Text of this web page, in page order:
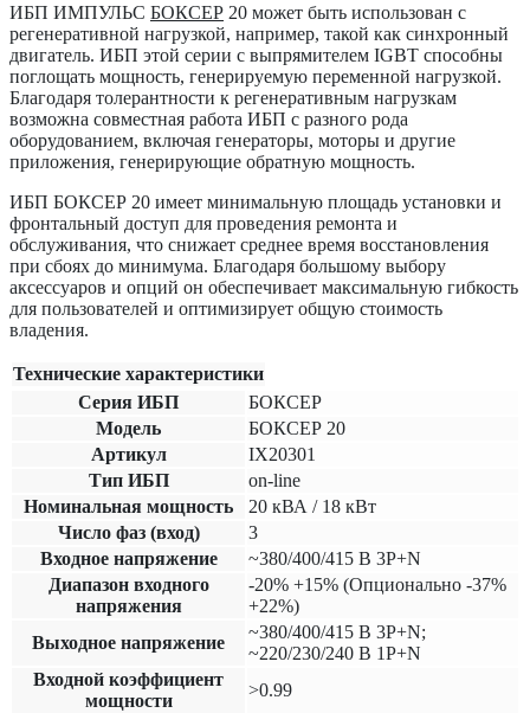
ИБП ИМПУЛЬС БОКСЕР 20 может быть использован с
регенеративной нагрузкой, например, такой как синхронный
двигатель. ИБП этой серии с выпрямителем IGBT способны
поглощать мощность, генерируемую переменной нагрузкой.
Благодаря толерантности к регенеративным нагрузкам
возможна совместная работа ИБП с разного рода
оборудованием, включая генераторы, моторы и другие
приложения, генерирующие обратную мощность.
ИБП БОКСЕР 20 имеет минимальную площадь установки и
фронтальный доступ для проведения ремонта и
обслуживания, что снижает среднее время восстановления
при сбоях до минимума. Благодаря большому выбору
аксессуаров и опций он обеспечивает максимальную гибкость
для пользователей и оптимизирует общую стоимость
владения.
Технические характеристики
Серия ИБП
БОКСЕР
Модель
БОКСЕР 20
Артикул
IX20301
Тип ИБП
on-line
Номинальная мощность
20 кВА / 18 кВт
Число фаз (вход)
3
Входное напряжение
~380/400/415 В 3P+N
Диапазон входного
напряжения
-20% +15% (Опционально -37%
+22%)
Выходное напряжение
~380/400/415 В 3P+N;
~220/230/240 В 1P+N
Входной коэффициент
мощности
>0.99